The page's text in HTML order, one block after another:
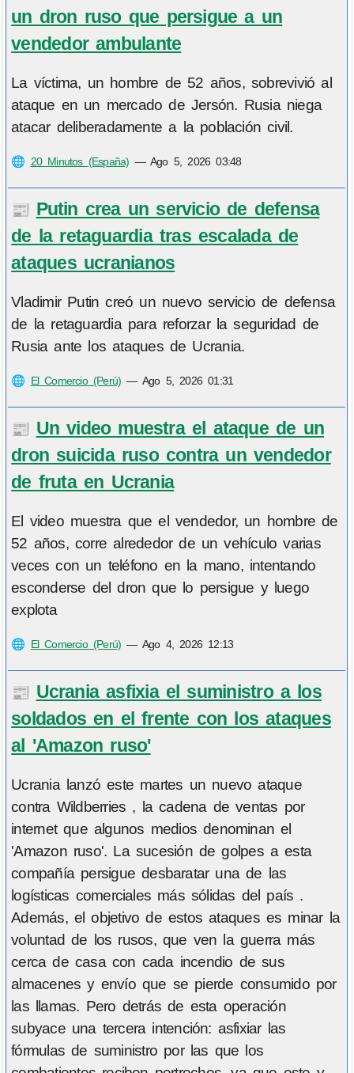
un dron ruso que persigue a un
vendedor ambulante
La víctima, un hombre de 52 años, sobrevivió al
ataque en un mercado de Jersón. Rusia niega
atacar deliberadamente a la población civil.
🌐 20 Minutos (España) —Ago 5, 2026 03:48
📰 Putin crea un servicio de defensa
de la retaguardia tras escalada de
ataques ucranianos
Vladimir Putin creó un nuevo servicio de defensa
de la retaguardia para reforzar la seguridad de
Rusia ante los ataques de Ucrania.
🌐 El Comercio (Perú) — Ago 5, 2026 01:31
📰 Un video muestra el ataque de un
dron suicida ruso contra un vendedor
de fruta en Ucrania
El video muestra que el vendedor, un hombre de
52 años, corre alrededor de un vehículo varias
veces con un teléfono en la mano, intentando
esconderse del dron que lo persigue y luego
explota
🌐 El Comercio (Perú) — Ago 4, 2026 12:13
📰 Ucrania asfixia el suministro a los
soldados en el frente con los ataques
al 'Amazon ruso'
Ucrania lanzó este martes un nuevo ataque
contra Wildberries , la cadena de ventas por
internet que algunos medios denominan el
'Amazon ruso'. La sucesión de golpes a esta
compañía persigue desbaratar una de las
logísticas comerciales más sólidas del país .
Además, el objetivo de estos ataques es minar la
voluntad de los rusos, que ven la guerra más
cerca de casa con cada incendio de sus
almacenes y envío que se pierde consumido por
las llamas. Pero detrás de esta operación
subyace una tercera intención: asfixiar las
fórmulas de suministro por las que los